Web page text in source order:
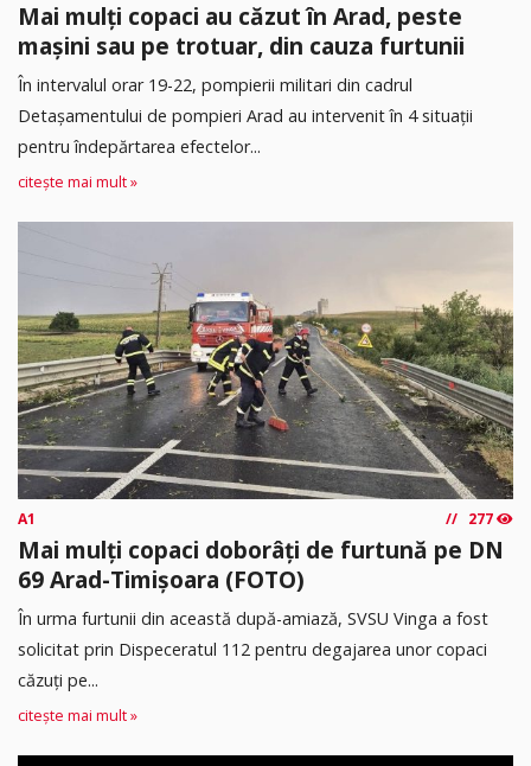
Mai mulți copaci au căzut în Arad, peste
mașini sau pe trotuar, din cauza furtunii
În intervalul orar 19-22, pompierii militari din cadrul
Detașamentului de pompieri Arad au intervenit în 4 situații
pentru îndepărtarea efectelor...
citește mai mult »
A1 277
Mai mulți copaci doborâți de furtună pe DN
69 Arad-Timișoara (FOTO)
În urma furtunii din această după-amiază, SVSU Vinga a fost
solicitat prin Dispeceratul 112 pentru degajarea unor copaci
căzuți pe...
citește mai mult »